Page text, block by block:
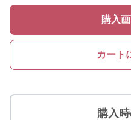
購入
カート
購入